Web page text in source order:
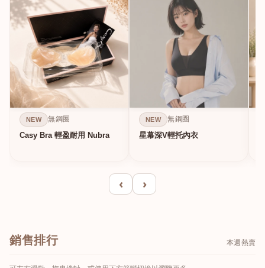
NEW 無鋼圈
Casy Bra 輕盈耐用 Nubra
NEW 無鋼圈
星幕深V輕托內衣
‹ ›
銷售排行 本週熱賣